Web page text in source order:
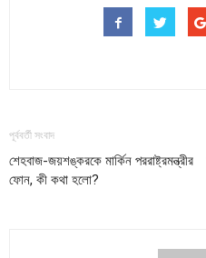
পূর্ববর্তী সংবাদ
শেহবাজ-জয়শঙ্করকে মার্কিন পররাষ্ট্রমন্ত্রীর
ফোন, কী কথা হলো?